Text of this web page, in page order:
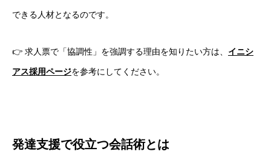
できる人材となるのです。
👉 求人票で「協調性」を強調する理由を知りたい方は、 イニシ
アス採用ページを参考にしてください。
発達支援で役立つ会話術とは